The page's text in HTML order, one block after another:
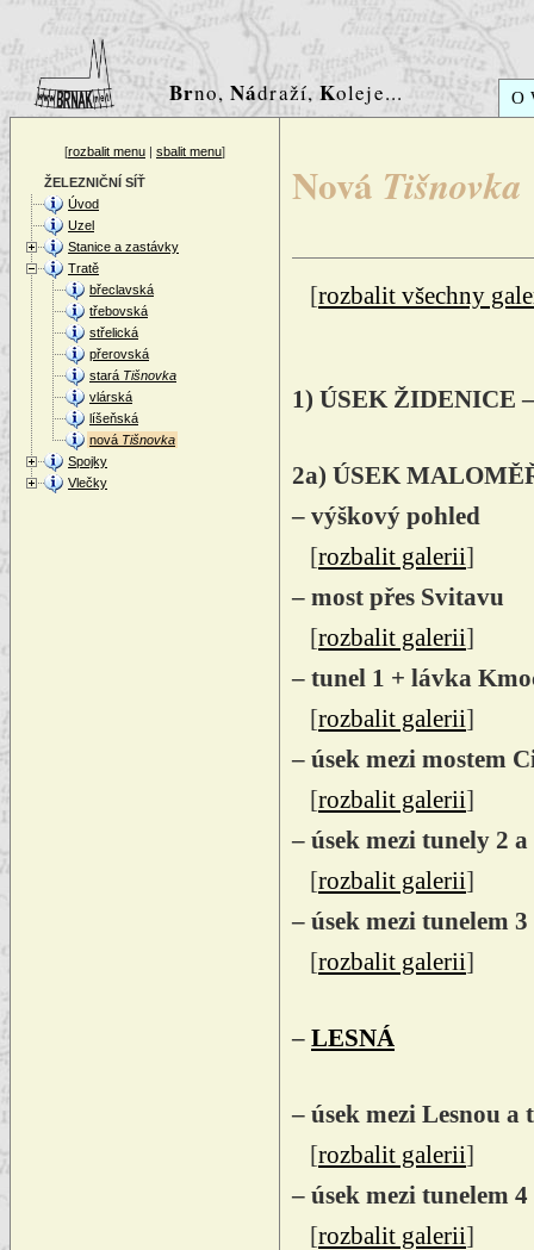
Brno,Nádraží,Koleje... O
[rozbalit menu | sbalit menu]
ŽELEZNIČNÍ SÍŤ
Úvod
Uzel
Stanice a zastávky
Tratě
břeclavská
třebovská
střelická
přerovská
stará Tišnovka
vlárská
líšeňská
nová Tišnovka
Spojky
Vlečky
Nová Tišnovka
[rozbalit všechny
1) ÚSEK ŽIDENICE
2a) ÚSEK
– výškový pohled
[rozbalit galerii]
– most přes Svitavu
[rozbalit galerii]
– tunel 1 + lávka
[rozbalit galerii]
– úsek mezi mostem
[rozbalit galerii]
– úsek mezi tunely 2 a
[rozbalit galerii]
– úsek mezi tunelem
[rozbalit galerii]
– LESNÁ
– úsek mezi Lesnou a
[rozbalit galerii]
– úsek mezi tunelem
[rozbalit galerii]